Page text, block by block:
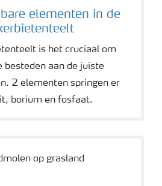
elementen in de
is het cruciaal om
besteden aan de juiste
2 elementen springen er
borium en fosfaat.